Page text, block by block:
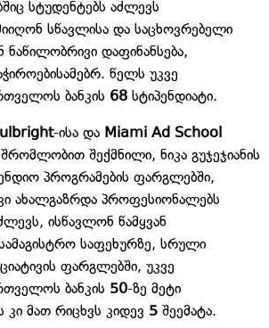
სტუდენტებს აძლევს
სწავლისა და საცხოვრებელი
ნაწილობრივი დაფინანსება,
წელს უკვე
ბანკის 68 სტიპენდიატი.
-ისა და Miami Ad School
შექმნილი, ნიკა გუჯეჯიანის
პროგრამების ფარგლებში,
ახალგაზრდა პროფესიონალებს
ისწავლონ წამყვან
საფეხურზე, სრული
ფარგლებში, უკვე
ბანკის 50-ზე მეტი
კი მათ რიცხვს კიდევ 5 შეემატა.